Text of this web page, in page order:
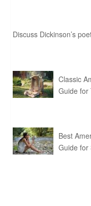
Discuss Dickinson’s
Classic
Guide for
Best
Guide for